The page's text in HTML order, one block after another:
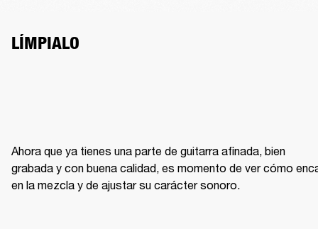
LÍMPIALO
Ahora que ya tienes una parte de guitarra afinada, bien
grabada y con buena calidad, es momento de ver cómo
en la mezcla y de ajustar su carácter sonoro.